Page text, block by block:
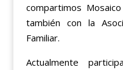
compartimos
también con la
Familiar.
Actualmente